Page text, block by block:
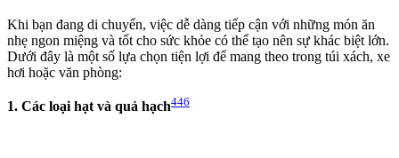
Khi bạn đang di chuyển, việc dễ dàng tiếp cận với những món ăn
nhẹ ngon miệng và tốt cho sức khỏe có thể tạo nên sự khác biệt lớn.
Dưới đây là một số lựa chọn tiện lợi để mang theo trong túi xách, xe
hơi hoặc văn phòng:
1. Các loại hạt và quả hạch446